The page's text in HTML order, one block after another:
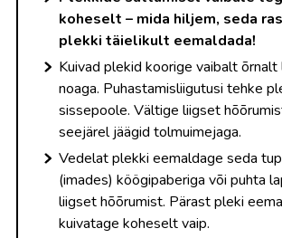
koheselt – mida hiljem, seda
plekki täielikult eemaldada!
Kuivad plekid koorige vaibalt õrnalt
noaga. Puhastamisliigutusi tehke
sissepoole. Vältige liigset
seejärel jäägid tolmuimejaga.
Vedelat plekki eemaldage seda
(imades) köögipaberiga või puhta
liigset hõõrumist. Pärast pleki
kuivatage koheselt vaip.